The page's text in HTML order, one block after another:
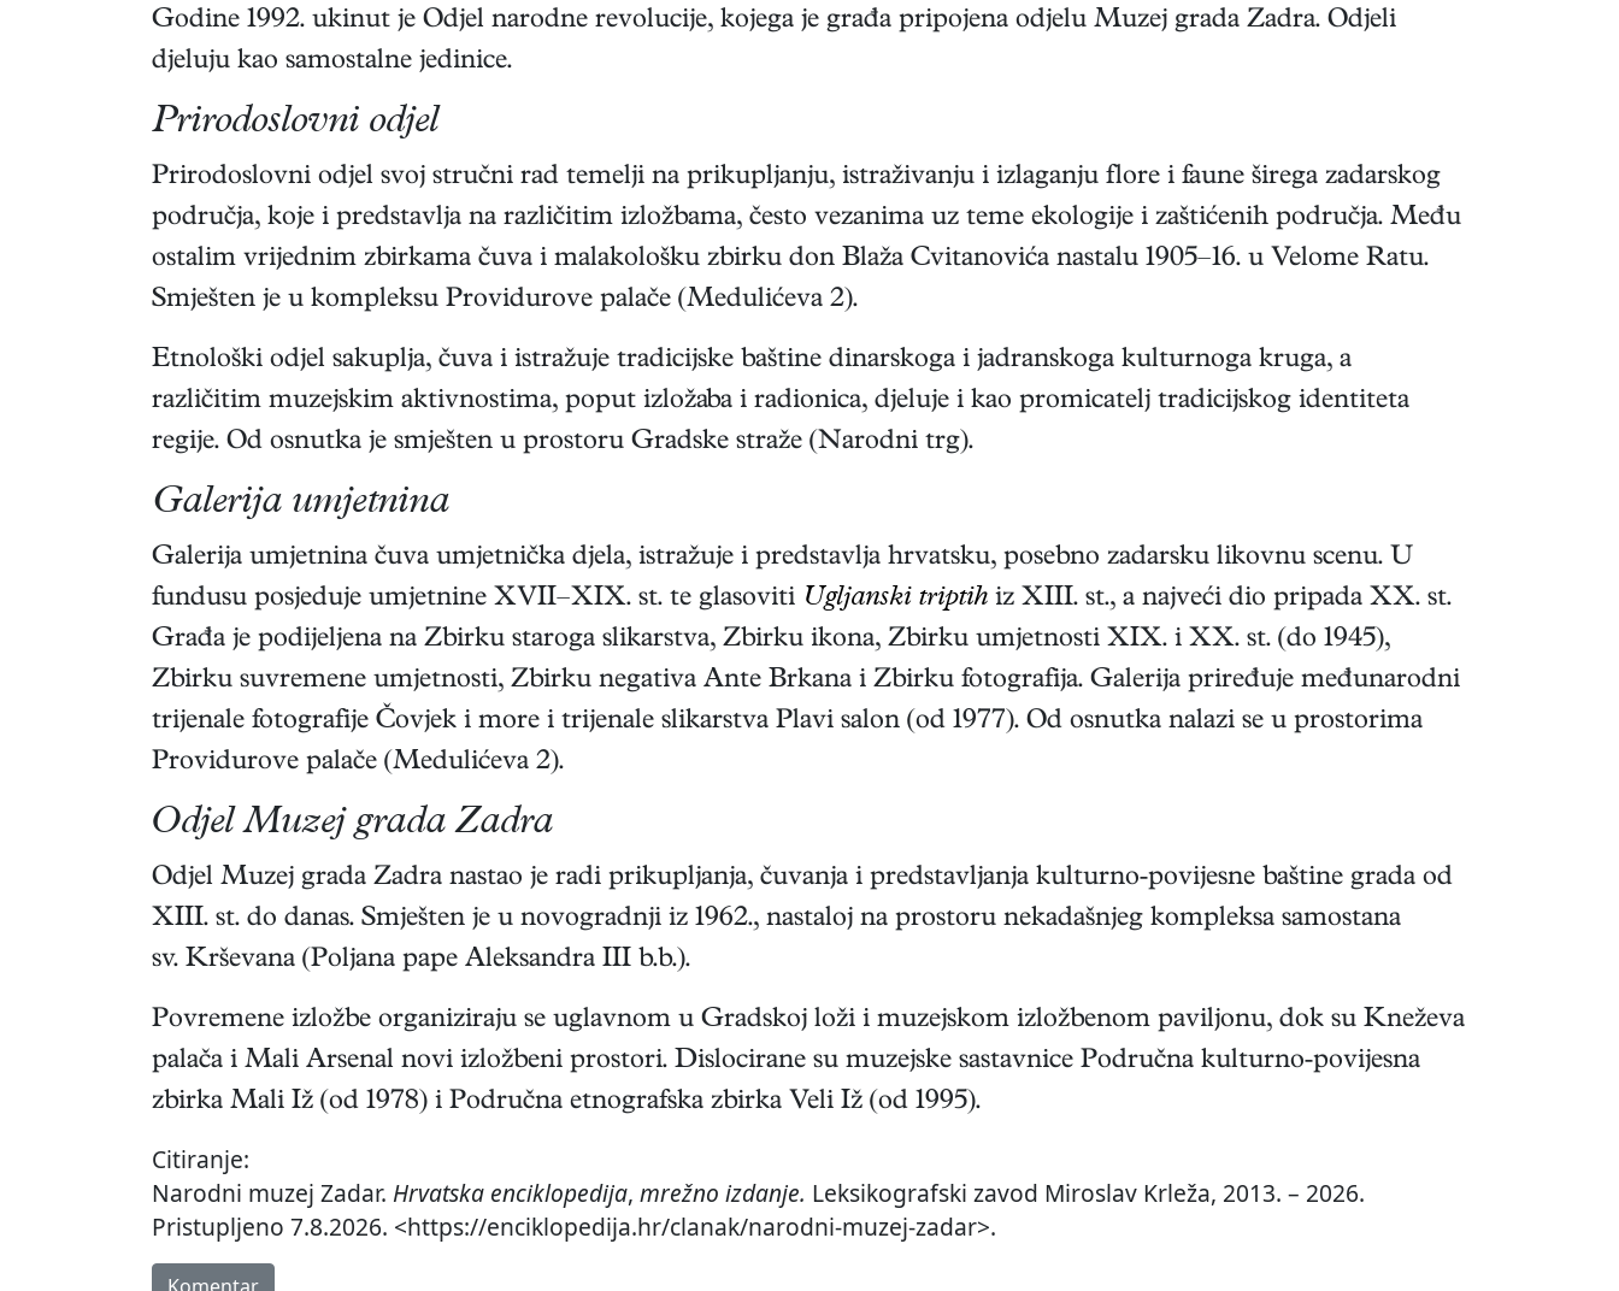
Godine 1992. ukinut je Odjel narodne revolucije, kojega je građa pripojena odjelu Muzej grada Zadra. Odjeli
djeluju kao samostalne jedinice.
Prirodoslovni odjel
Prirodoslovni odjel svoj stručni rad temelji na prikupljanju, istraživanju i izlaganju flore i faune širega zadarskog
područja, koje i predstavlja na različitim izložbama, često vezanima uz teme ekologije i zaštićenih područja. Među
ostalim vrijednim zbirkama čuva i malakološku zbirku don Blaža Cvitanovića nastalu 1905–16. u Velome Ratu.
Smješten je u kompleksu Providurove palače (Medulićeva 2).
Etnološki odjel sakuplja, čuva i istražuje tradicijske baštine dinarskoga i jadranskoga kulturnoga kruga, a
različitim muzejskim aktivnostima, poput izložaba i radionica, djeluje i kao promicatelj tradicijskog identiteta
regije. Od osnutka je smješten u prostoru Gradske straže (Narodni trg).
Galerija umjetnina
Galerija umjetnina čuva umjetnička djela, istražuje i predstavlja hrvatsku, posebno zadarsku likovnu scenu. U
fundusu posjeduje umjetnine XVII–XIX. st. te glasoviti Ugljanski triptih iz XIII. st., a najveći dio pripada XX. st.
Građa je podijeljena na Zbirku staroga slikarstva, Zbirku ikona, Zbirku umjetnosti XIX. i XX. st. (do 1945),
Zbirku suvremene umjetnosti, Zbirku negativa Ante Brkana i Zbirku fotografija. Galerija priređuje međunarodni
trijenale fotografije Čovjek i more i trijenale slikarstva Plavi salon (od 1977). Od osnutka nalazi se u prostorima
Providurove palače (Medulićeva 2).
Odjel Muzej grada Zadra
Odjel Muzej grada Zadra nastao je radi prikupljanja, čuvanja i predstavljanja kulturno-povijesne baštine grada od
XIII. st. do danas. Smješten je u novogradnji iz 1962., nastaloj na prostoru nekadašnjeg kompleksa samostana
sv. Krševana (Poljana pape Aleksandra III b.b.).
Povremene izložbe organiziraju se uglavnom u Gradskoj loži i muzejskom izložbenom paviljonu, dok su Kneževa
palača i Mali Arsenal novi izložbeni prostori. Dislocirane su muzejske sastavnice Područna kulturno-povijesna
zbirka Mali Iž (od 1978) i Područna etnografska zbirka Veli Iž (od 1995).
Citiranje:
Narodni muzej Zadar. Hrvatska enciklopedija, mrežno izdanje. Leksikografski zavod Miroslav Krleža, 2013. – 2026.
Pristupljeno 7.8.2026. <https://enciklopedija.hr/clanak/narodni-muzej-zadar>.